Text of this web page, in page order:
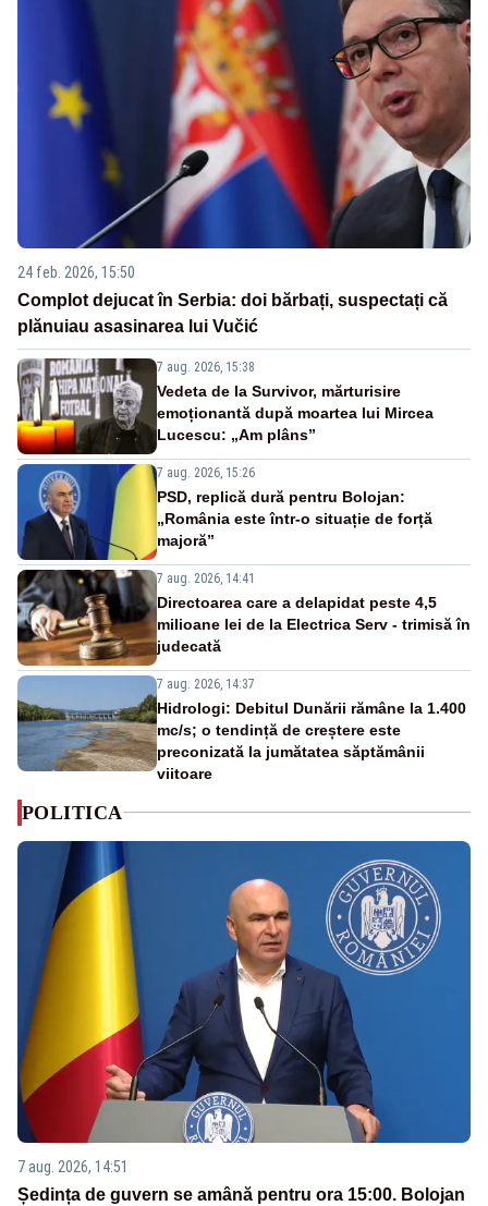
24 feb. 2026, 15:50
Complot dejucat în Serbia: doi bărbați, suspectați că
plănuiau asasinarea lui Vučić
7 aug. 2026, 15:38
Vedeta de la Survivor, mărturisire
emoționantă după moartea lui Mircea
Lucescu: „Am plâns”
7 aug. 2026, 15:26
PSD, replică dură pentru Bolojan:
„România este într-o situație de forță
majoră”
7 aug. 2026, 14:41
Directoarea care a delapidat peste 4,5
milioane lei de la Electrica Serv - trimisă în
judecată
7 aug. 2026, 14:37
Hidrologi: Debitul Dunării rămâne la 1.400
mc/s; o tendință de creștere este
preconizată la jumătatea săptămânii
viitoare
POLITICA
7 aug. 2026, 14:51
Ședința de guvern se amână pentru ora 15:00. Bolojan